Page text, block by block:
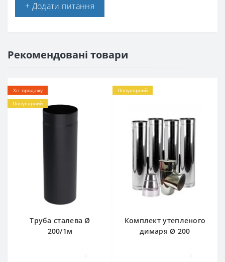
+ Додати питання
Рекомендовані товари
Хіт продажу
Популярний
Труба сталева Ø
200/1м
Популярний
Комплект утепленого
димаря Ø 200